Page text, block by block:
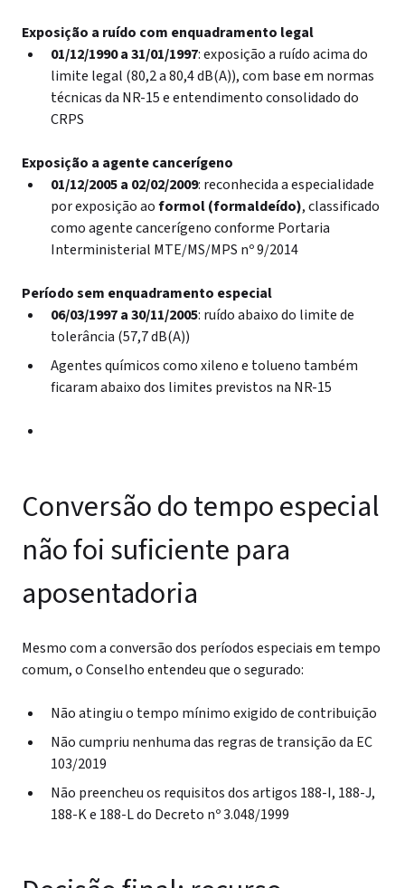
Exposição a ruído com enquadramento legal
01/12/1990 a 31/01/1997: exposição a ruído acima do
limite legal (80,2 a 80,4 dB(A)), com base em normas
técnicas da NR-15 e entendimento consolidado do
CRPS
Exposição a agente cancerígeno
01/12/2005 a 02/02/2009: reconhecida a especialidade
por exposição aoformol (formaldeído), classificado
como agente cancerígeno conforme Portaria
Interministerial MTE/MS/MPS nº 9/2014
Período sem enquadramento especial
06/03/1997 a 30/11/2005: ruído abaixo do limite de
tolerância (57,7 dB(A))
Agentes químicos como xileno e tolueno também
ficaram abaixo dos limites previstos na NR-15
Conversão do tempo especial
não foi suficiente para
aposentadoria
Mesmo com a conversão dos períodos especiais em tempo
comum, o Conselho entendeu que o segurado:
Não atingiu o tempo mínimo exigido de contribuição
Não cumpriu nenhuma das regras de transição da EC
103/2019
Não preencheu os requisitos dos artigos 188-I, 188-J,
188-K e 188-L do Decreto nº 3.048/1999